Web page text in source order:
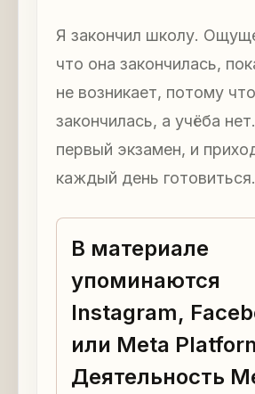
Я закончил школу.
что она закончилась,
не возникает, потому
закончилась, а учёба
первый экзамен, и
каждый день готовиться.
В материале
упоминаются
Instagram,
или Meta
Деятельность